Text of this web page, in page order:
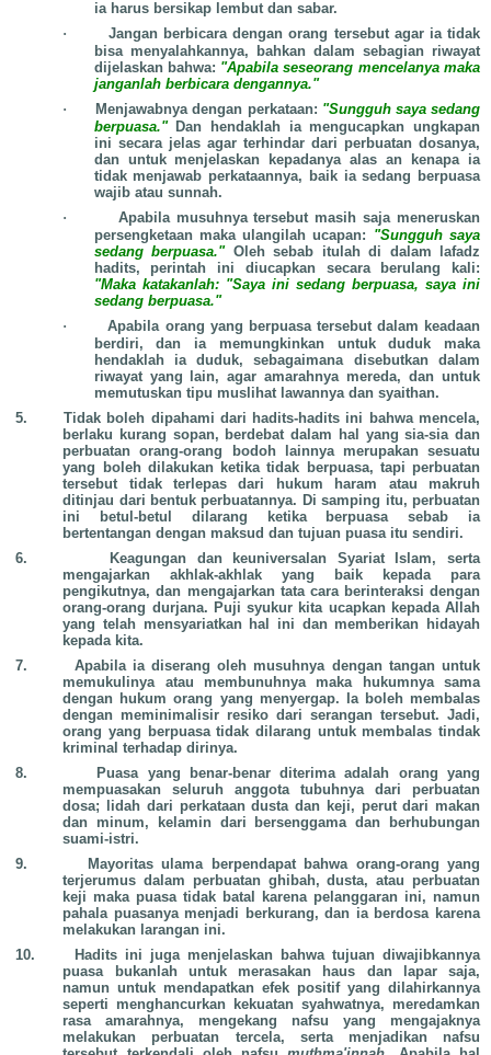
ia harus bersikap lembut dan sabar.
·
Jangan berbicara dengan orang tersebut agar ia tidak
bisa menyalahkannya, bahkan dalam sebagian riwayat
dijelaskan bahwa: "Apabila seseorang mencelanya maka
janganlah berbicara dengannya."
·
Menjawabnya dengan perkataan: "Sungguh saya sedang
berpuasa."Dan hendaklah ia mengucapkan ungkapan
ini secara jelas agar terhindar dari perbuatan dosanya,
dan untuk menjelaskan kepadanya alas an kenapa ia
tidak menjawab perkataannya, baik ia sedang berpuasa
wajib atau sunnah.
·
Apabila musuhnya tersebut masih saja meneruskan
persengketaan maka ulangilah ucapan: "Sungguh saya
sedang berpuasa."Oleh sebab itulah di dalam lafadz
hadits, perintah ini diucapkan secara berulang kali:
"Maka katakanlah: "Saya ini sedang berpuasa, saya ini
sedang berpuasa."
·
Apabila orang yang berpuasa tersebut dalam keadaan
berdiri, dan ia memungkinkan untuk duduk maka
hendaklah ia duduk, sebagaimana disebutkan dalam
riwayat yang lain, agar amarahnya mereda, dan untuk
memutuskan tipu muslihat lawannya dan syaithan.
5.
Tidak boleh dipahami dari hadits-hadits ini bahwa mencela,
berlaku kurang sopan, berdebat dalam hal yang sia-sia dan
perbuatan orang-orang bodoh lainnya merupakan sesuatu
yang boleh dilakukan ketika tidak berpuasa, tapi perbuatan
tersebut tidak terlepas dari hukum haram atau makruh
ditinjau dari bentuk perbuatannya. Di samping itu, perbuatan
ini betul-betul dilarang ketika berpuasa sebab ia
bertentangan dengan maksud dan tujuan puasa itu sendiri.
6.
Keagungan dan keuniversalan Syariat Islam, serta
mengajarkan akhlak-akhlak yang baik kepada para
pengikutnya, dan mengajarkan tata cara berinteraksi dengan
orang-orang durjana. Puji syukur kita ucapkan kepada Allah
yang telah mensyariatkan hal ini dan memberikan hidayah
kepada kita.
7.
Apabila ia diserang oleh musuhnya dengan tangan untuk
memukulinya atau membunuhnya maka hukumnya sama
dengan hukum orang yang menyergap. Ia boleh membalas
dengan meminimalisir resiko dari serangan tersebut. Jadi,
orang yang berpuasa tidak dilarang untuk membalas tindak
kriminal terhadap dirinya.
8.
Puasa yang benar-benar diterima adalah orang yang
mempuasakan seluruh anggota tubuhnya dari perbuatan
dosa; lidah dari perkataan dusta dan keji, perut dari makan
dan minum, kelamin dari bersenggama dan berhubungan
suami-istri.
9.
Mayoritas ulama berpendapat bahwa orang-orang yang
terjerumus dalam perbuatan ghibah, dusta, atau perbuatan
keji maka puasa tidak batal karena pelanggaran ini, namun
pahala puasanya menjadi berkurang, dan ia berdosa karena
melakukan larangan ini.
10.
Hadits ini juga menjelaskan bahwa tujuan diwajibkannya
puasa bukanlah untuk merasakan haus dan lapar saja,
namun untuk mendapatkan efek positif yang dilahirkannya
seperti menghancurkan kekuatan syahwatnya, meredamkan
rasa amarahnya, mengekang nafsu yang mengajaknya
melakukan perbuatan tercela, serta menjadikan nafsu